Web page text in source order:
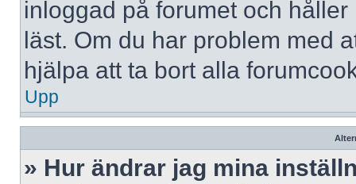
inloggad på forumet och
läst. Om du har problem med
hjälpa att ta bort alla
Upp
» Hur ändrar jag mina